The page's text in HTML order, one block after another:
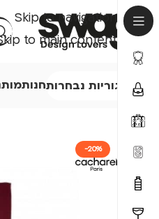
Skip to navigation
to main content
קטגוריות נבחרותחנות
-20%